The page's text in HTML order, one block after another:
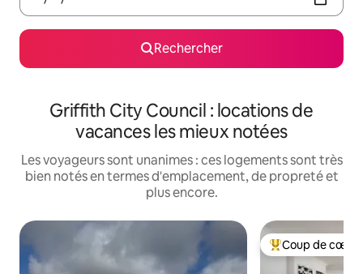
Rechercher
Griffith City Council : locations de
vacances les mieux notées
Les voyageurs sont unanimes : ces logements sont très
bien notés en termes d'emplacement, de propreté et
plus encore.
Coups de cœur
Coup de cœur